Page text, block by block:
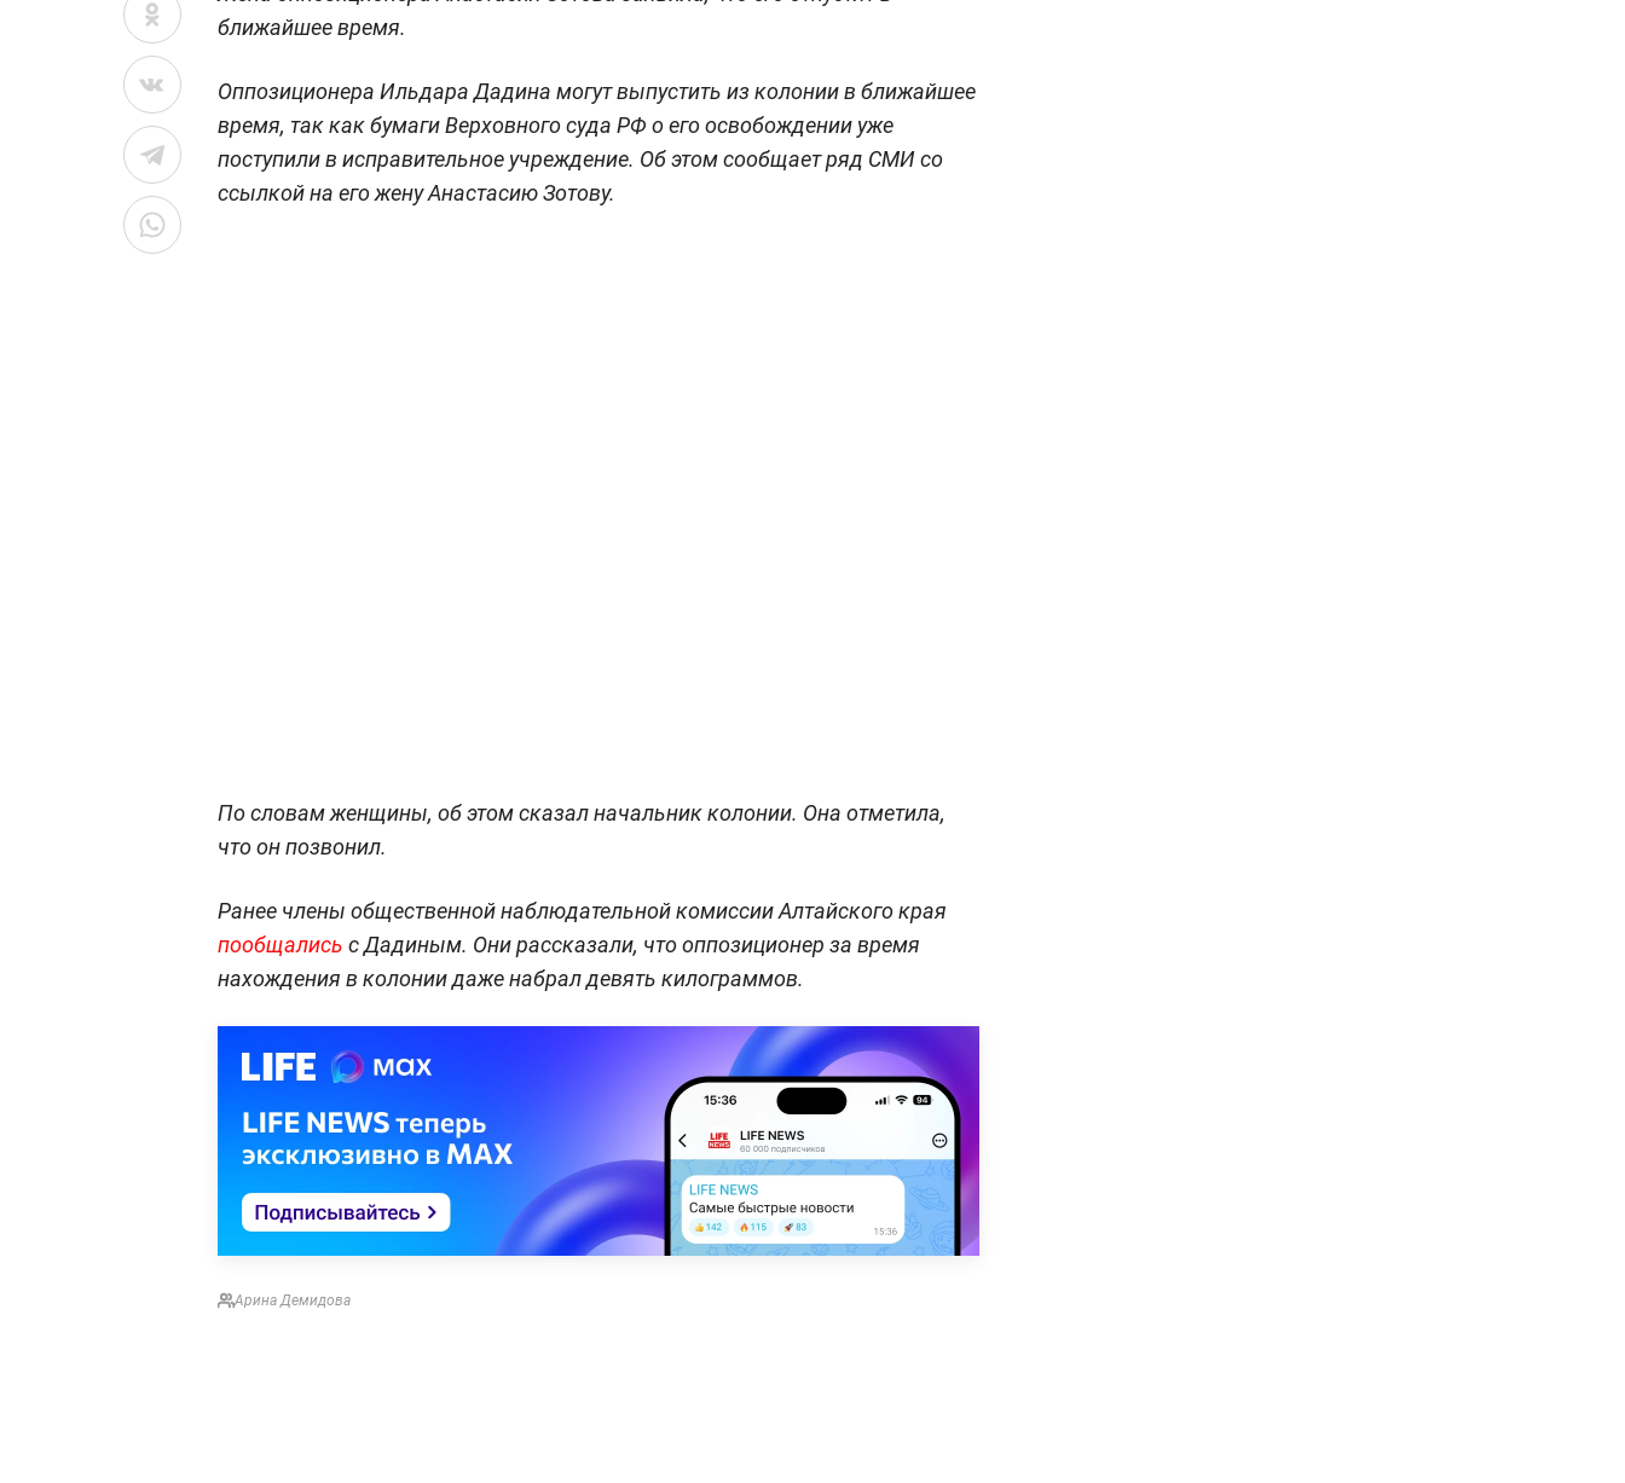
ближайшее время.
Оппозиционера Ильдара Дадина могут выпустить из колонии в ближайшее
время, так как бумаги Верховного суда РФ о его освобождении уже
поступили в исправительное учреждение. Об этом сообщает ряд СМИ со
ссылкой на его жену Анастасию Зотову.
По словам женщины, об этом сказал начальник колонии. Она отметила,
что он позвонил.
Ранее члены общественной наблюдательной комиссии Алтайского края
пообщались с Дадиным. Они рассказали, что оппозиционер за время
нахождения в колонии даже набрал девять килограммов.
Арина Демидова